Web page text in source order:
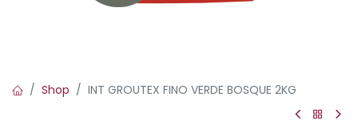
Shop INT GROUTEX FINO VERDE BOSQUE 2KG